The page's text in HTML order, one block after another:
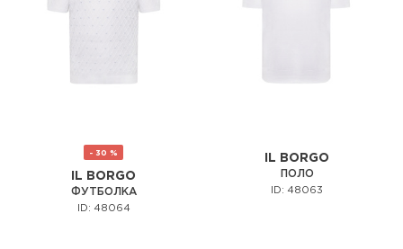
- 30 %
IL BORGO
ФУТБОЛКА
ID: 48064
IL BORGO
ПОЛО
ID: 48063